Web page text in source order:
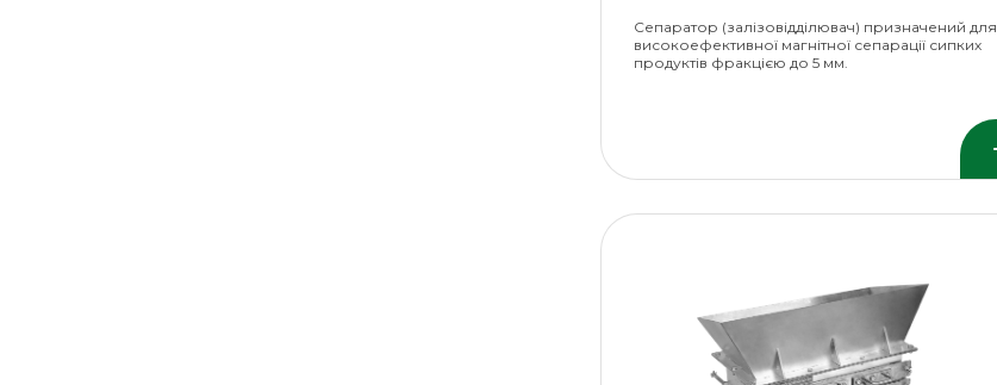
Сепаратор (залізовідділювач) призначений для
високоефективної магнітної сепарації сипких
продуктів фракцією до 5 мм.